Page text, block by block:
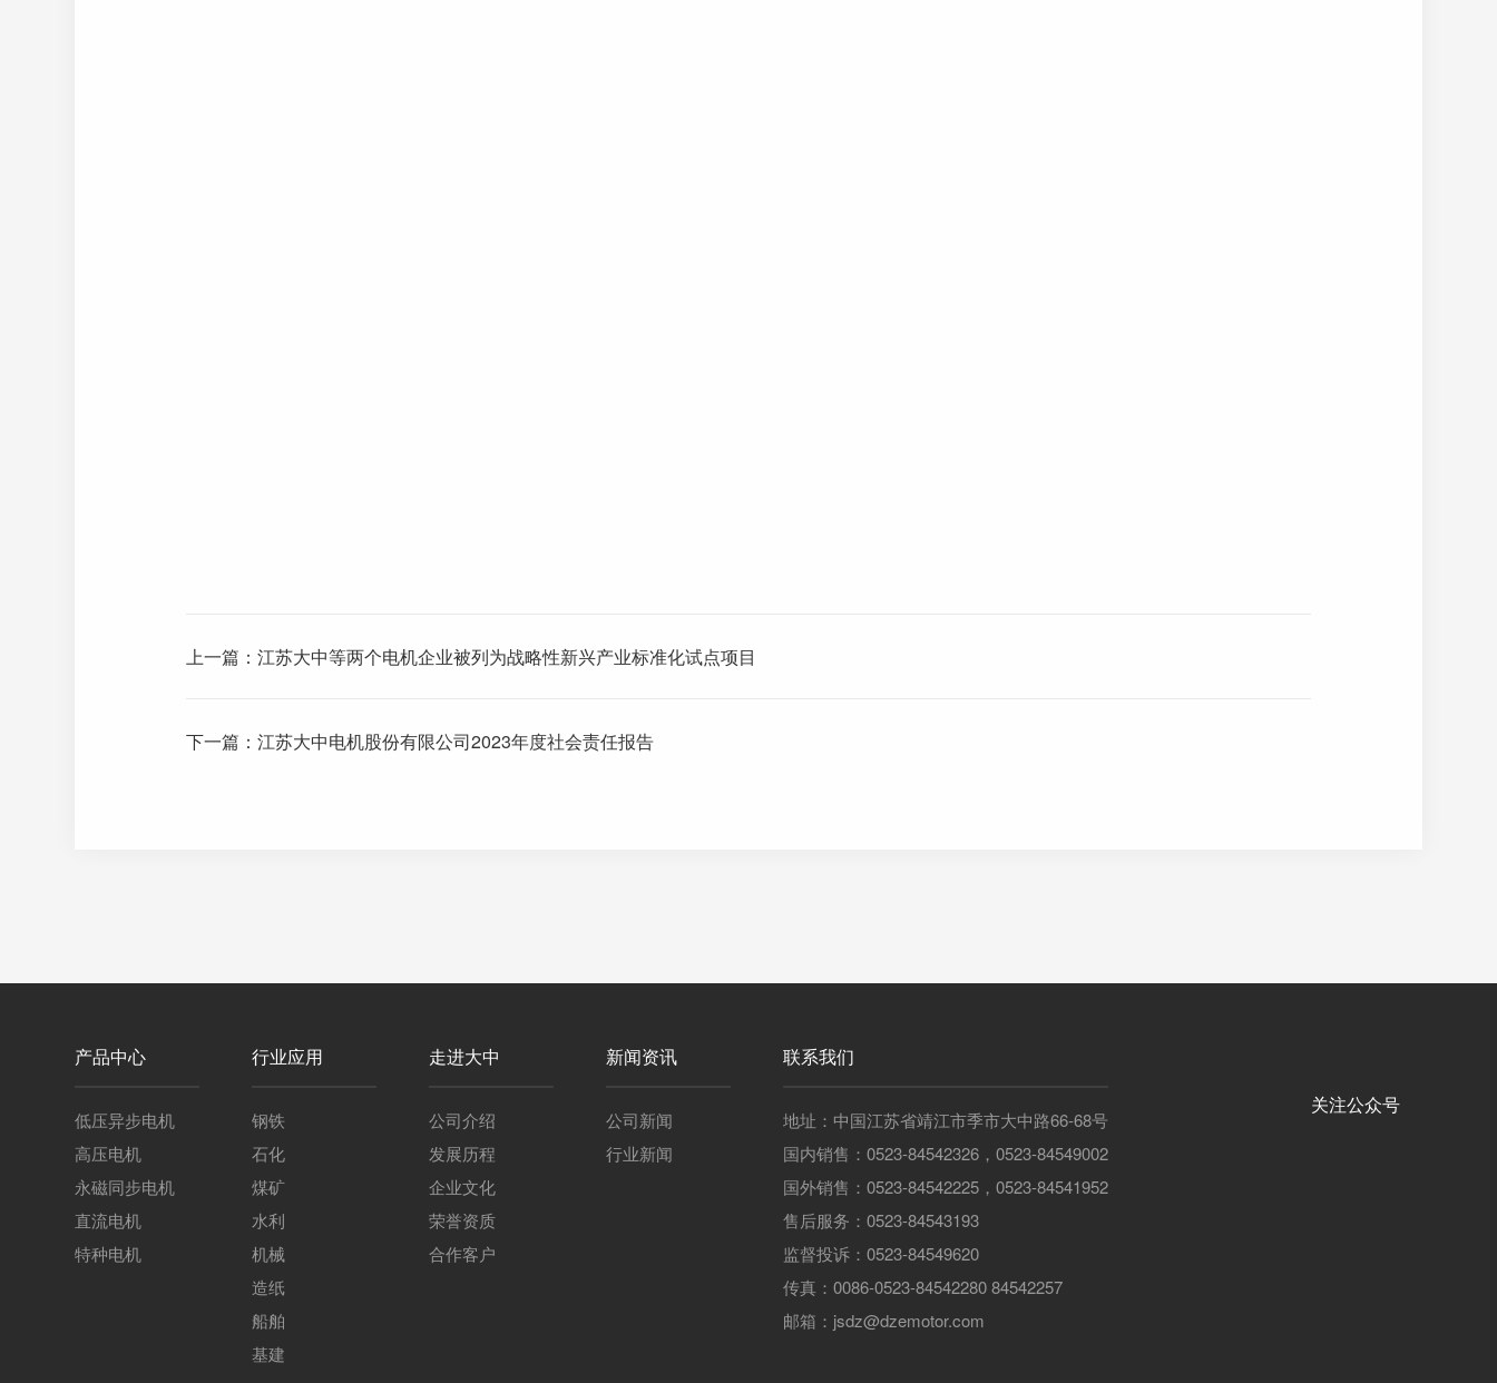
上一篇：江苏大中等两个电机企业被列为战略性新兴产业标准化试点项目
下一篇：江苏大中电机股份有限公司2023年度社会责任报告
产品中心
低压异步电机
高压电机
永磁同步电机
直流电机
特种电机
行业应用
钢铁
石化
煤矿
水利
机械
造纸
船舶
基建
走进大中
公司介绍
发展历程
企业文化
荣誉资质
合作客户
新闻资讯
公司新闻
行业新闻
联系我们
地址：中国江苏省靖江市季市大中路66-68号
国内销售：0523-84542326，0523-84549002
国外销售：0523-84542225，0523-84541952
售后服务：0523-84543193
监督投诉：0523-84549620
传真：0086-0523-84542280 84542257
邮箱：jsdz@dzemotor.com
关注公众号